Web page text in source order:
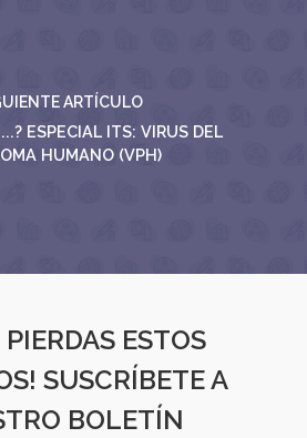
ARTÍCULO
ESPECIAL ITS: VIRUS DEL
HUMANO (VPH)
PIERDAS ESTOS
SUSCRÍBETE A
BOLETÍN